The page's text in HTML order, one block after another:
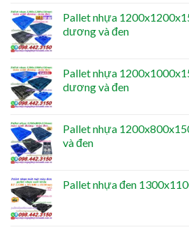
Pallet nhựa
dương và đen
Pallet nhựa
dương và đen
Pallet nhựa
và đen
Pallet nhựa đen